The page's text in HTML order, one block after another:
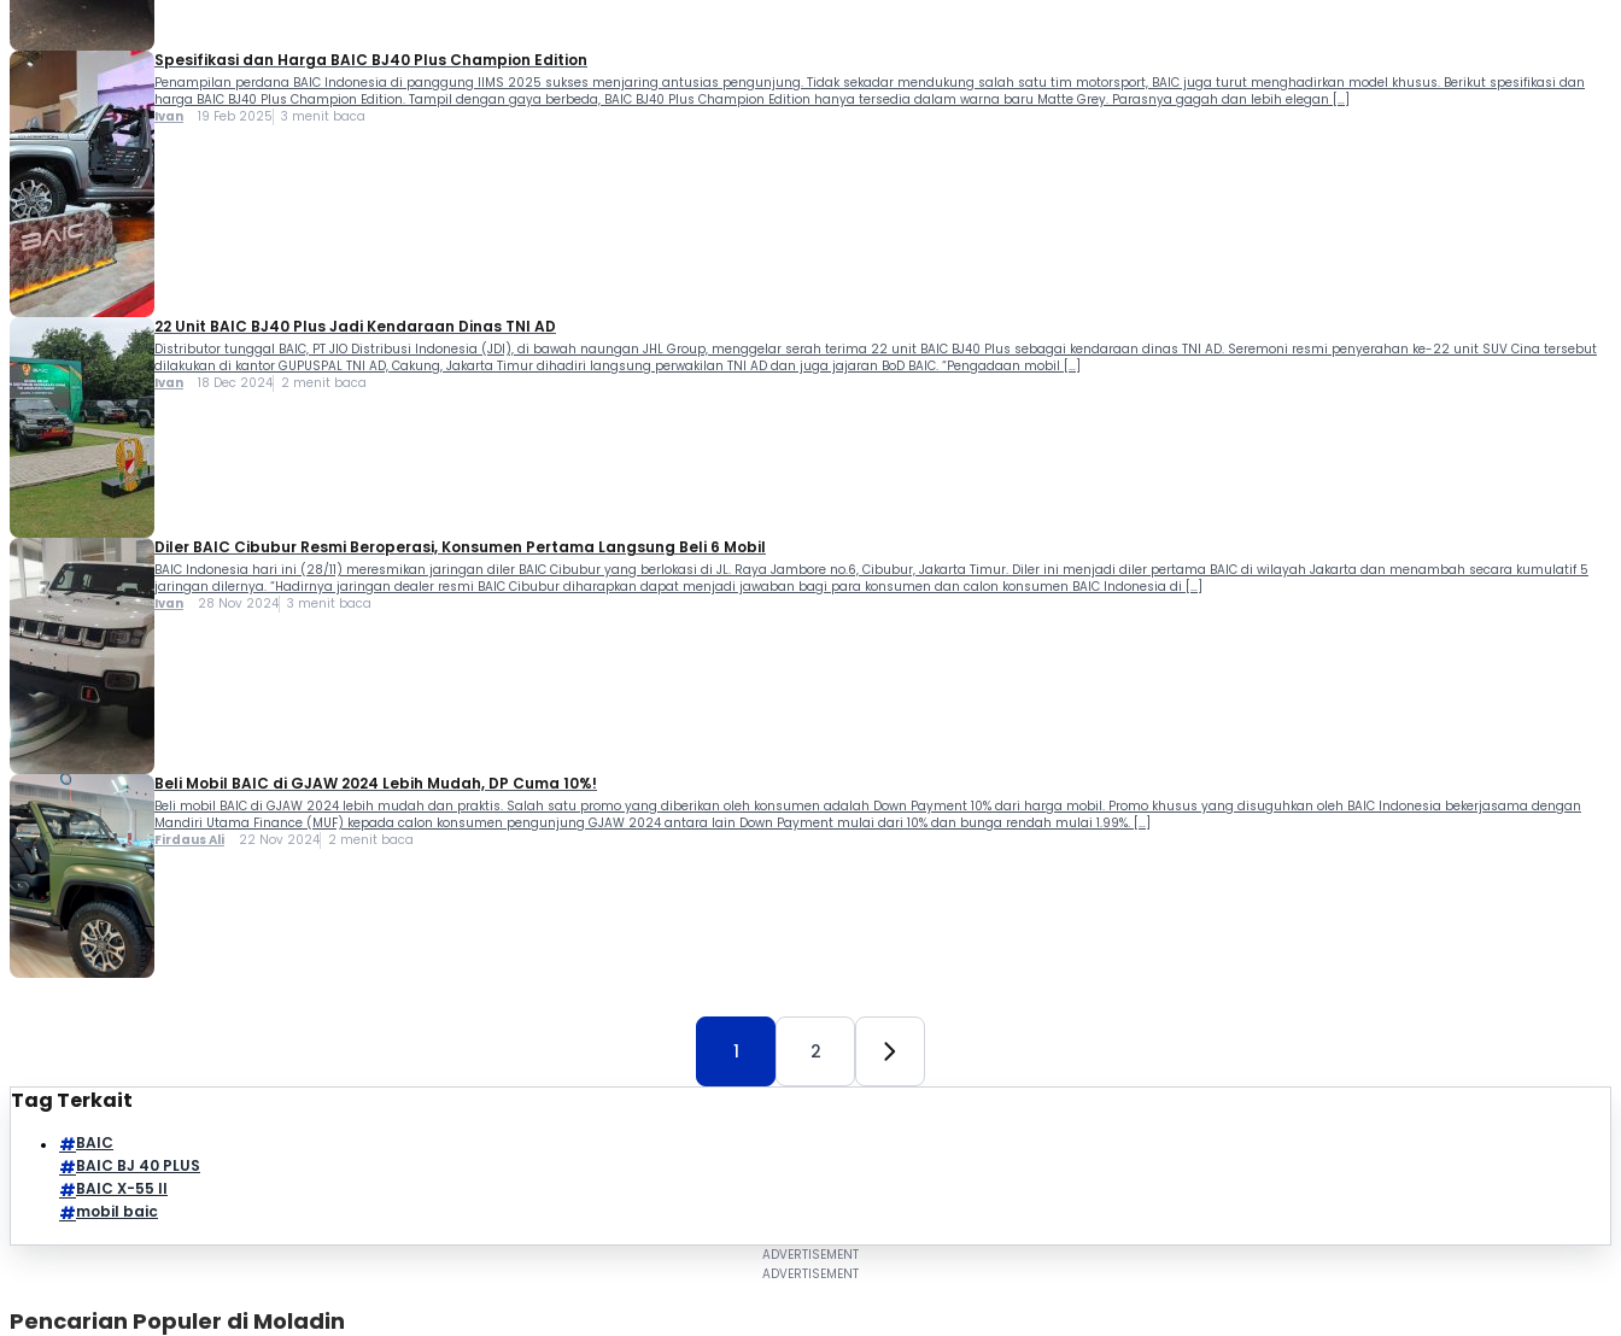
Spesifikasi dan Harga BAIC BJ40 Plus Champion Edition
Penampilan perdana BAIC Indonesia di panggung IIMS 2025 sukses menjaring antusias pengunjung. Tidak sekadar mendukung salah satu tim motorsport, BAIC juga turut menghadirkan model khusus. Berikut spesifikasi dan
harga BAIC BJ40 Plus Champion Edition. Tampil dengan gaya berbeda, BAIC BJ40 Plus Champion Edition hanya tersedia dalam warna baru Matte Grey. Parasnya gagah dan lebih elegan […]
Ivan 19 Feb 2025 3 menit baca
22 Unit BAIC BJ40 Plus Jadi Kendaraan Dinas TNI AD
Distributor tunggal BAIC, PT JIO Distribusi Indonesia (JDI), di bawah naungan JHL Group, menggelar serah terima 22 unit BAIC BJ40 Plus sebagai kendaraan dinas TNI AD. Seremoni resmi penyerahan ke-22 unit SUV Cina tersebut
dilakukan di kantor GUPUSPAL TNI AD, Cakung, Jakarta Timur dihadiri langsung perwakilan TNI AD dan juga jajaran BoD BAIC. “Pengadaan mobil […]
Ivan 18 Dec 2024 2 menit baca
Diler BAIC Cibubur Resmi Beroperasi, Konsumen Pertama Langsung Beli 6 Mobil
BAIC Indonesia hari ini (28/11) meresmikan jaringan diler BAIC Cibubur yang berlokasi di JL. Raya Jambore no.6, Cibubur, Jakarta Timur. Diler ini menjadi diler pertama BAIC di wilayah Jakarta dan menambah secara kumulatif 5
jaringan dilernya. “Hadirnya jaringan dealer resmi BAIC Cibubur diharapkan dapat menjadi jawaban bagi para konsumen dan calon konsumen BAIC Indonesia di […]
Ivan 28 Nov 2024 3 menit baca
Beli Mobil BAIC di GJAW 2024 Lebih Mudah, DP Cuma 10%!
Beli mobil BAIC di GJAW 2024 lebih mudah dan praktis. Salah satu promo yang diberikan oleh konsumen adalah Down Payment 10% dari harga mobil. Promo khusus yang disuguhkan oleh BAIC Indonesia bekerjasama dengan
Mandiri Utama Finance (MUF) kepada calon konsumen pengunjung GJAW 2024 antara lain Down Payment mulai dari 10% dan bunga rendah mulai 1.99%. […]
Firdaus Ali 22 Nov 2024 2 menit baca
1 2
Tag Terkait
BAIC
BAIC BJ 40 PLUS
BAIC X-55 II
mobil baic
Pencarian Populer di Moladin